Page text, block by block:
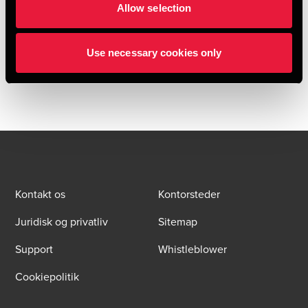
Allow selection
Use necessary cookies only
Hent og læs hele publikationen nedenfor
HENT PUBLIKATION
Kontakt os
Kontorsteder
Juridisk og privatliv
Sitemap
Support
Whistleblower
Cookiepolitik